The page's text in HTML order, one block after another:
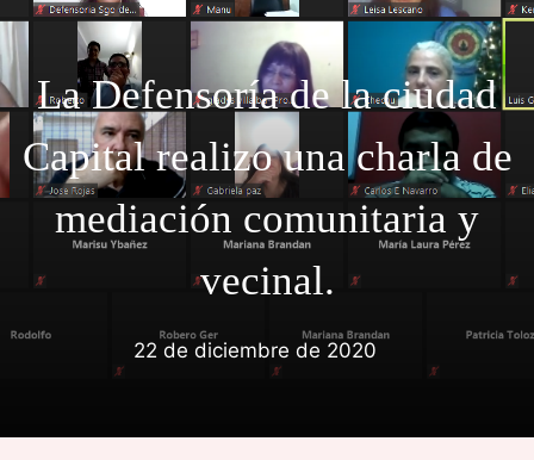
La Defensoría de la ciudad
Capital realizo una charla de
mediación comunitaria y
vecinal.
22 de diciembre de 2020